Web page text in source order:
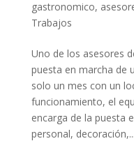
gastronomico,
Trabajos
Uno de los asesores
puesta en marcha de
solo un mes con un
funcionamiento, el
encarga de la puesta
personal, decoración,...